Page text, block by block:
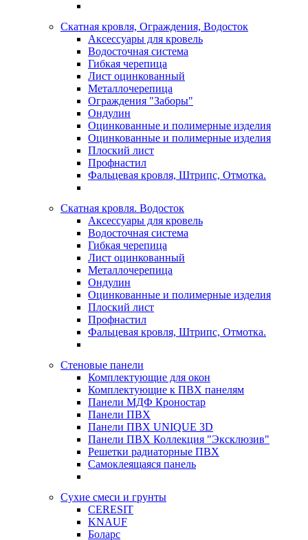
Скатная кровля, Ограждения, Водосток
Аксессуары для кровель
Водосточная система
Гибкая черепица
Лист оцинкованный
Металлочерепица
Ограждения "Заборы"
Ондулин
Оцинкованные и полимерные изделия
Оцинкованные и полимерные изделия
Плоский лист
Профнастил
Фальцевая кровля, Штрипс, Отмотка.
Скатная кровля. Водосток
Аксессуары для кровель
Водосточная система
Гибкая черепица
Лист оцинкованный
Металлочерепица
Ондулин
Оцинкованные и полимерные изделия
Плоский лист
Профнастил
Фальцевая кровля, Штрипс, Отмотка.
Стеновые панели
Комплектующие для окон
Комплектующие к ПВХ панелям
Панели МДФ Кроностар
Панели ПВХ
Панели ПВХ UNIQUE 3D
Панели ПВХ Коллекция "Эксклюзив"
Решетки радиаторные ПВХ
Самоклеящаяся панель
Сухие смеси и грунты
CERESIT
KNAUF
Боларс